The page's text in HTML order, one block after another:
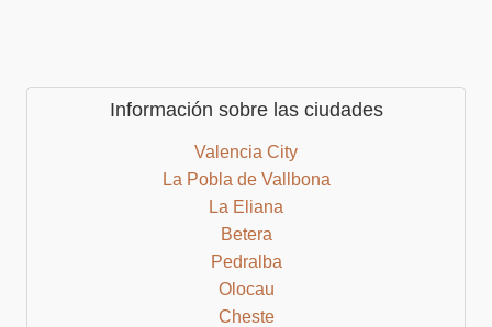
Información sobre las ciudades
Valencia City
La Pobla de Vallbona
La Eliana
Betera
Pedralba
Olocau
Cheste